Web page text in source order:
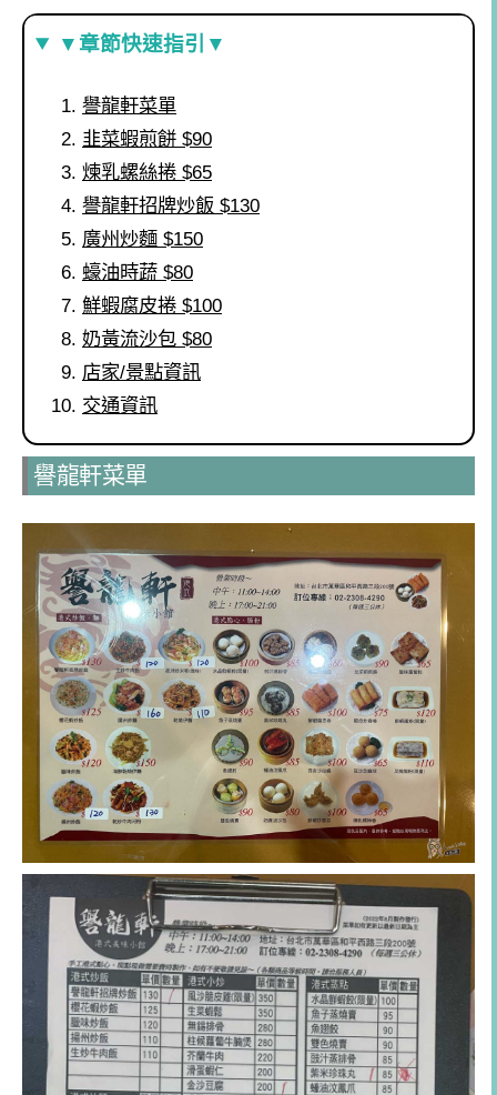
▼章節快速指引▼
譽龍軒菜單
韭菜蝦煎餅 $90
煉乳螺絲捲 $65
譽龍軒招牌炒飯 $130
廣州炒麵 $150
蠔油時蔬 $80
鮮蝦腐皮捲 $100
奶黃流沙包 $80
店家/景點資訊
交通資訊
譽龍軒菜單